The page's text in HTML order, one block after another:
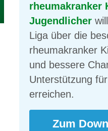
rheumakranker
Jugendlicher
Liga über die
rheumakranker
und bessere
Unterstützung
erreichen.
Zum